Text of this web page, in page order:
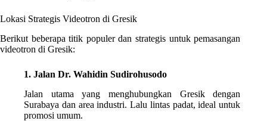
Lokasi Strategis Videotron di Gresik
Berikut beberapa titik populer dan strategis untuk pemasangan
videotron di Gresik:
1. Jalan Dr. Wahidin Sudirohusodo
Jalan utama yang menghubungkan Gresik dengan
Surabaya dan area industri. Lalu lintas padat, ideal untuk
promosi umum.